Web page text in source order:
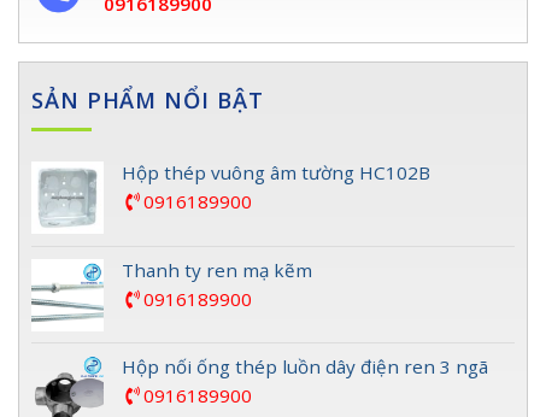
SẢN PHẨM NỔI BẬT
Hộp thép vuông âm tường HC102B
0916189900
Thanh ty ren mạ kẽm
0916189900
Hộp nối ống thép luồn dây điện ren 3 ngã
0916189900